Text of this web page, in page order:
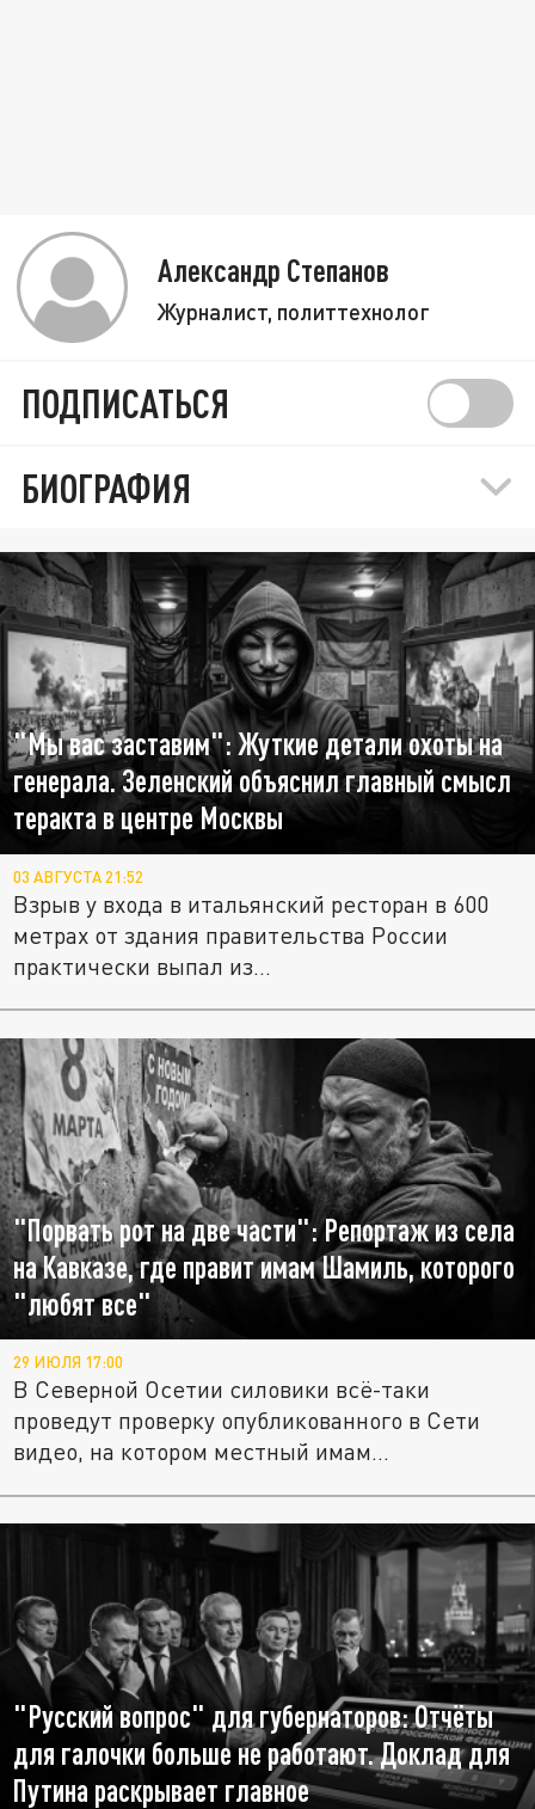
Александр Степанов
Журналист, политтехнолог
ПОДПИСАТЬСЯ
БИОГРАФИЯ
"Мы вас заставим": Жуткие детали охоты на
генерала. Зеленский объяснил главный смысл
теракта в центре Москвы
03 АВГУСТА 21:52
Взрыв у входа в итальянский ресторан в 600
метрах от здания правительства России
практически выпал из...
"Порвать рот на две части": Репортаж из села
на Кавказе, где правит имам Шамиль, которого
"любят все"
29 ИЮЛЯ 17:00
В Северной Осетии силовики всё-таки
проведут проверку опубликованного в Сети
видео, на котором местный имам...
"Русский вопрос" для губернаторов: Отчёты
для галочки больше не работают. Доклад для
Путина раскрывает главное